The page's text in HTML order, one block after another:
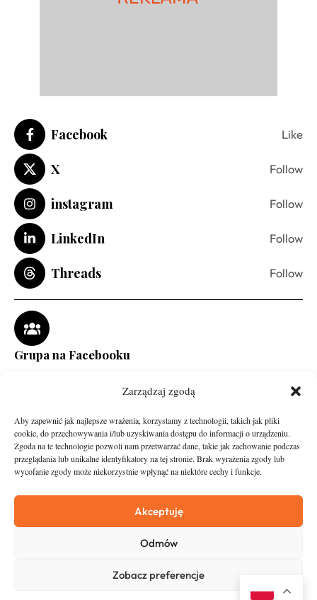
Zarządzaj zgodą
Aby zapewnić jak najlepsze wrażenia, korzystamy z technologii, takich jak pliki
cookie, do przechowywania i/lub uzyskiwania dostępu do informacji o urządzeniu.
Zgoda na te technologie pozwoli nam przetwarzać dane, takie jak zachowanie podczas
przeglądania lub unikalne identyfikatory na tej stronie. Brak wyrażenia zgody lub
wycofanie zgody może niekorzystnie wpłynąć na niektóre cechy i funkcje.
Akceptuję
Odmów
Zobacz preferencje
Facebook Like
X Follow
instagram Follow
LinkedIn Follow
Threads Follow
Grupa na Facebooku
Asfalt
O nas
Zostań Patronem
Kontakt